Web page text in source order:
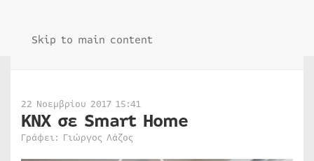
Skip to main content
22 Νοεμβρίου 2017 15:41
ΚΝΧ σε Smart Home
Γράφει: Γιώργος Λάζος